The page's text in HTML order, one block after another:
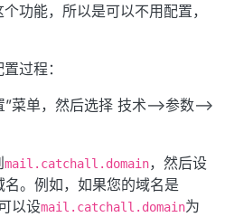
功能，所以是可以不用配置，
过程：
菜单，然后选择 技术—>参数—>
mail.catchall.domain，然后设
。例如，如果您的域名是
以设mail.catchall.domain为